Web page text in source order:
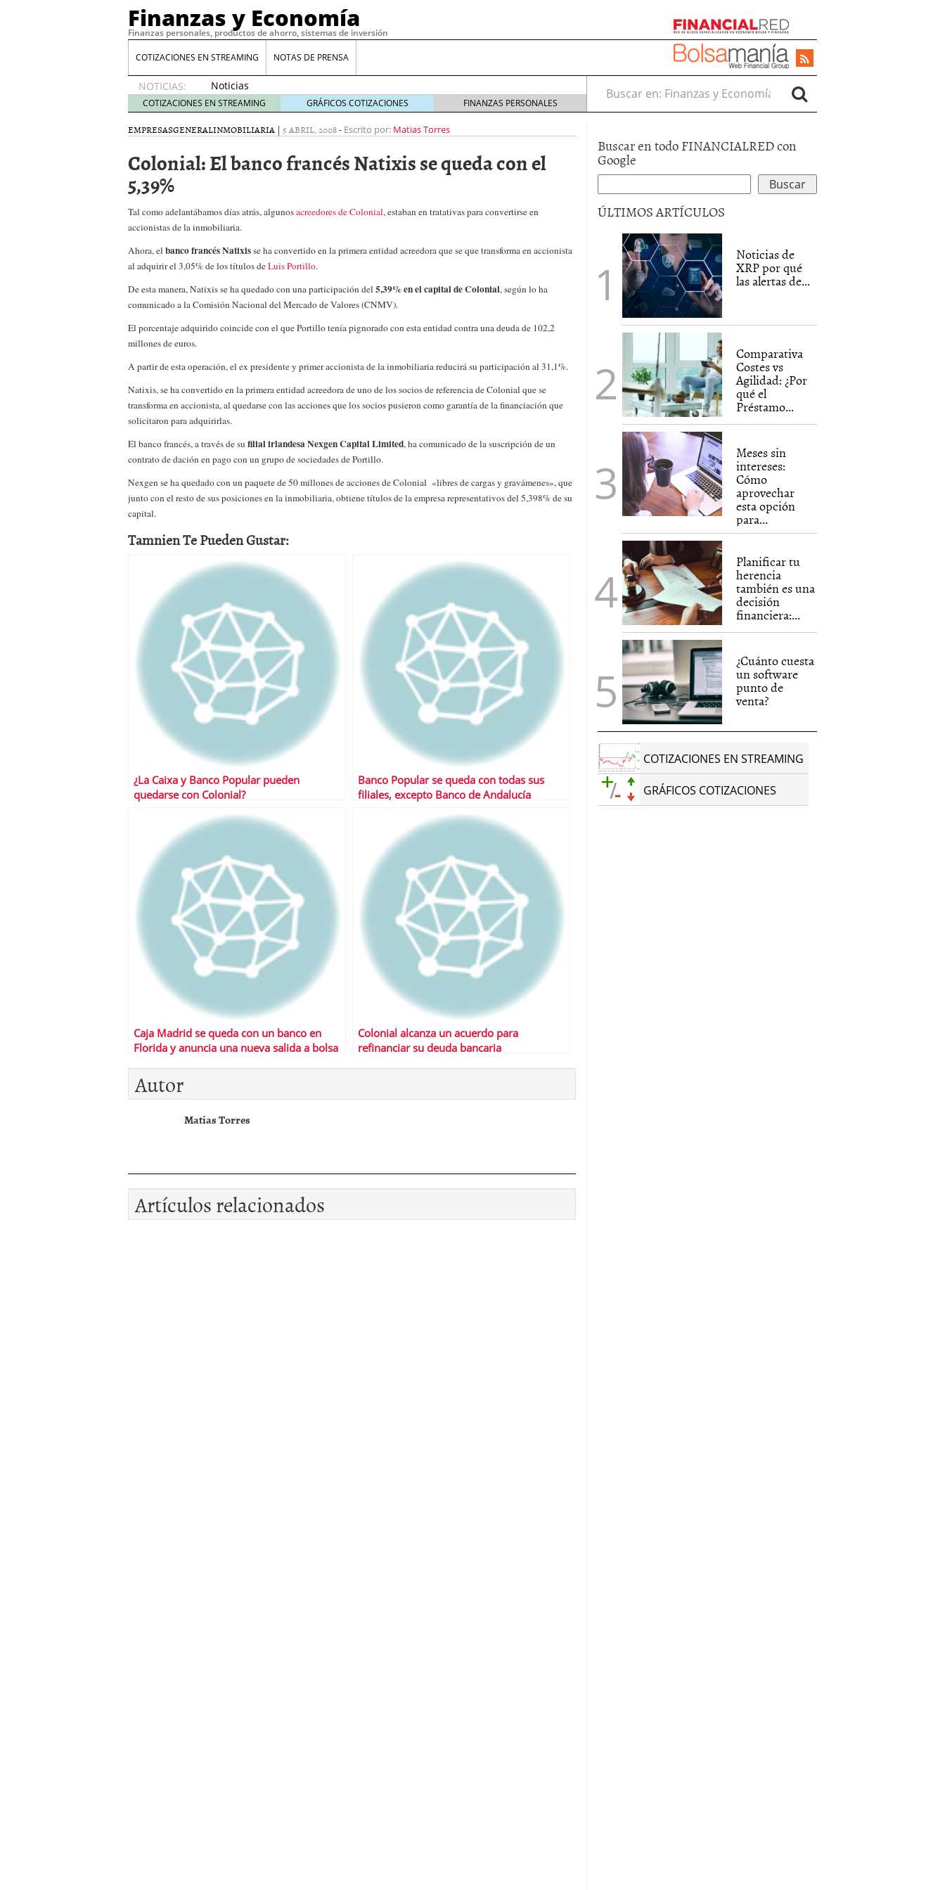
Finanzas y Economía
Finanzas personales, productos de ahorro, sistemas de inversión
COTIZACIONES EN STREAMING NOTAS DE PRENSA
NOTICIAS:
Noticias
de XRP
por qué
las
de
whales
tarde 16
de abril
Comparativa Costes vs Agilidad: ¿Por qué el Préstamo Promotor privado
acelera la rentabilidad? 12 de diciembre de 2025
compras 24 de noviembre de 2025
Planificar tu herencia también es una decisión financiera: cómo anticiparte
a los costes 21 de noviembre de 2025
COTIZACIONES EN STREAMING GRÁFICOS COTIZACIONES FINANZAS PERSONALES
Buscar en:
EMPRESASGENERALINMOBILIARIA | 5 ABRIL, 2008- Escrito por: Matias Torres
Colonial: El banco francés Natixis se queda con el
5,39%
Tal como adelantábamos días atrás, algunosacreedores de Colonial, estaban en tratativas para convertirse en
accionistas de la inmobiliaria.
Ahora, el banco francés Natixisse ha convertido en la primera entidad acreedora que se que transforma en accionista
al adquirir el 3,05% de los títulos deLuis Portillo.
De esta manera, Natixis se ha quedado con una participación del 5,39% en el capital de Colonial, según lo ha
comunicado a la Comisión Nacional del Mercado de Valores (CNMV).
El porcentaje adquirido coincide con el que Portillo tenía pignorado con esta entidad contra una deuda de 102,2
millones de euros.
A partir de esta operación, el ex presidente y primer accionista de la inmobiliaria reducirá su participación al 31,1%.
Natixis, se ha convertido en la primera entidad acreedora de uno de los socios de referencia de Colonial que se
transforma en accionista, al quedarse con las acciones que los socios pusieron como garantía de la financiación que
solicitaron para adquirirlas.
El banco francés, a través de su filial irlandesa Nexgen Capital Limited, ha comunicado de la suscripción de un
contrato de dación en pago con un grupo de sociedades de Portillo.
Nexgen se ha quedado con un paquete de 50 millones de acciones de Colonial «libres de cargas y gravámenes», que
junto con el resto de sus posiciones en la inmobiliaria, obtiene títulos de la empresa representativos del 5,398% de su
capital.
Tamnien Te Pueden Gustar:
¿La Caixa y Banco Popular pueden
quedarse con Colonial?
Banco Popular se queda con todas sus
filiales, excepto Banco de Andalucía
Caja Madrid se queda con un banco en
Florida y anuncia una nueva salida a bolsa
Colonial alcanza un acuerdo para
refinanciar su deuda bancaria
Autor
Matias Torres
Artículos relacionados
Buscar en todo FINANCIALRED con
Google
ÚLTIMOS ARTÍCULOS
Noticias de
XRP por qué
las alertas de...
Comparativa
Costes vs
Agilidad: ¿Por
qué el
Préstamo...
Meses sin
intereses:
Cómo
aprovechar
esta opción
para...
Planificar tu
herencia
también es una
decisión
financiera:...
¿Cuánto cuesta
un software
punto de
venta?
COTIZACIONES EN STREAMING
GRÁFICOS COTIZACIONES